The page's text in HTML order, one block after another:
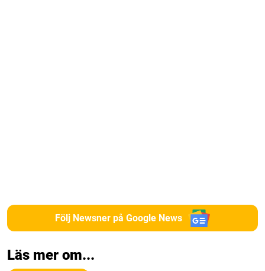
Följ Newsner på Google News
Läs mer om...